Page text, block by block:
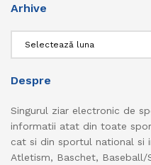
Arhive
Despre
Singurul ziar electronic de
informatii atat din toate
cat si din sportul national si
Atletism, Baschet, Baseball/